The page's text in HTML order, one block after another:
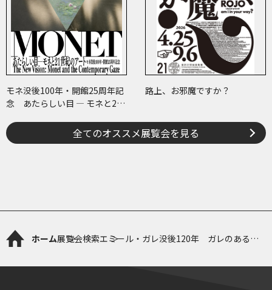
モネ没後100年・開館25周年記
念 あたらしい目 ― モネと21
路上、お邪魔ですか？
全てのオススメ展覧会を見る
ホーム展覧会検索エミール・ガレ没後120年 ガレのある部
へ